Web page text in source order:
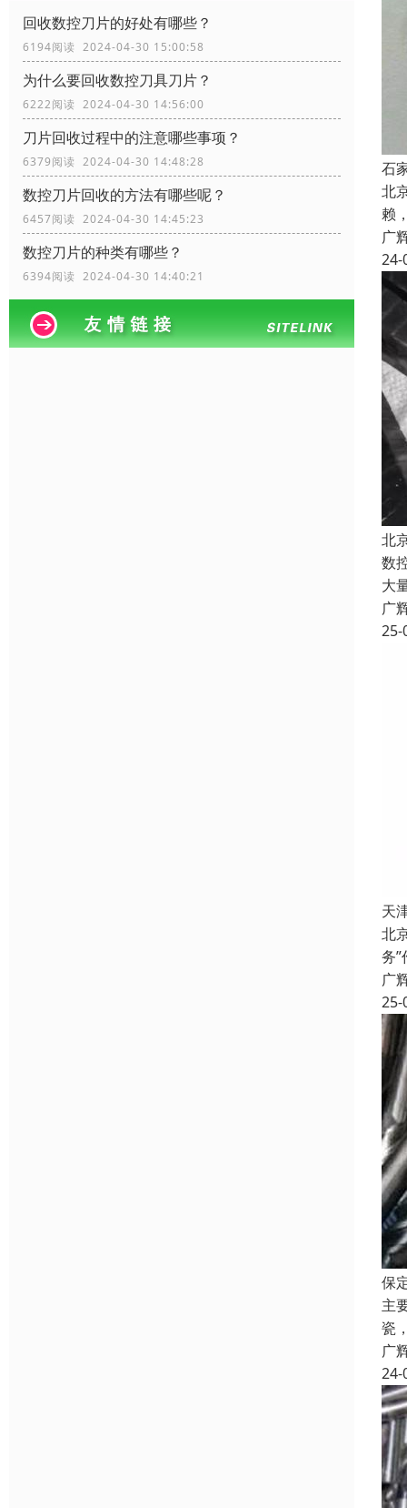
回收数控刀片的好处有哪些？
6194阅读 2024-04-30 15:00:58
为什么要回收数控刀具刀片？
6222阅读 2024-04-30 14:56:00
刀片回收过程中的注意哪些事项？
6379阅读 2024-04-30 14:48:28
数控刀片回收的方法有哪些呢？
6457阅读 2024-04-30 14:45:23
数控刀片的种类有哪些？
6394阅读 2024-04-30 14:40:21
石
北
赖
广
24-
北
数
大
广
25-
天
北
务
广
25-
保
主
瓷
广
24-